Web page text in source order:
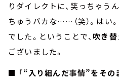
りダイレクトに、笑っちゃう
ちゅうバカな……（笑）。はい
でした。ということで、 吹き替
ございました。
■ 「“入り組んだ事情”をその